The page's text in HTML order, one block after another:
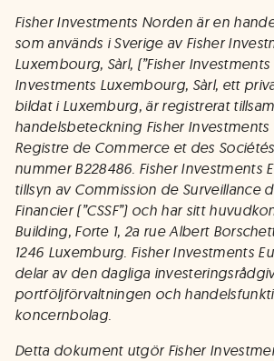
Fisher Investments Norden är en
som används i Sverige av Fisher
Luxembourg, Sàrl, (”Fisher Investments
Investments Luxembourg, Sàrl, ett
bildat i Luxemburg, är registrerat
handelsbeteckning Fisher Investments
Registre de Commerce et des Sociétés
nummer B228486. Fisher Investments
tillsyn av Commission de Surveillance
Financier (”CSSF”) och har sitt
Building, Forte 1, 2a rue Albert
1246 Luxemburg. Fisher Investments
delar av den dagliga
portföljförvaltningen och
koncernbolag.
Detta dokument utgör Fisher